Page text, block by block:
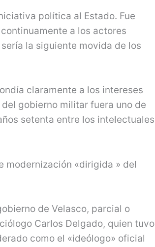
política al Estado. Fue
a los actores
la siguiente movida de los
claramente a los intereses
gobierno militar fuera uno de
setenta entre los intelectuales
modernización «dirigida » del
de Velasco, parcial o
Carlos Delgado, quien tuvo
como el «ideólogo» oficial